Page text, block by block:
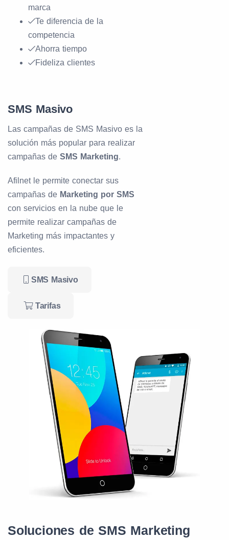
marca
Te diferencia de la
competencia
Ahorra tiempo
Fideliza clientes
SMS Masivo
Las campañas de SMS Masivo es la
solución más popular para realizar
campañas de SMS Marketing.
Afilnet le permite conectar sus
campañas de Marketing por SMS
con servicios en la nube que le
permite realizar campañas de
Marketing más impactantes y
eficientes.
SMS Masivo
Tarifas
Soluciones de SMS Marketing